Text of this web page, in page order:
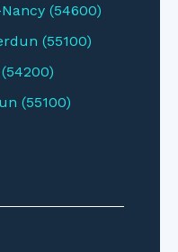
(54600)
(55100)
(55100)